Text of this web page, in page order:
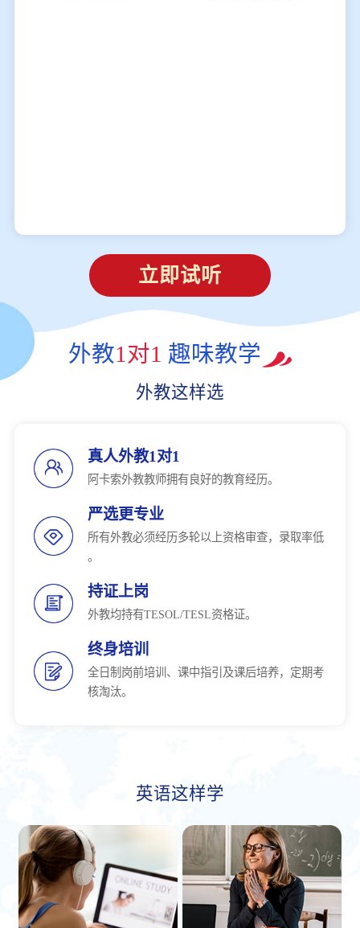
立即试听
外教1对1 趣味教学
外教这样选
真人外教1对1
阿卡索外教教师拥有良好的教育经历。
严选更专业
所有外教必须经历多轮以上资格审查，录取率低
。
持证上岗
外教均持有TESOL/TESL资格证。
终身培训
全日制岗前培训、课中指引及课后培养，定期考
核淘汰。
英语这样学